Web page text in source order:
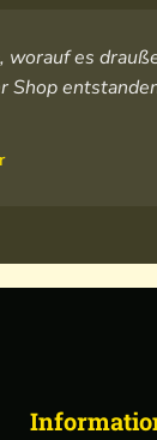
worauf es
Shop